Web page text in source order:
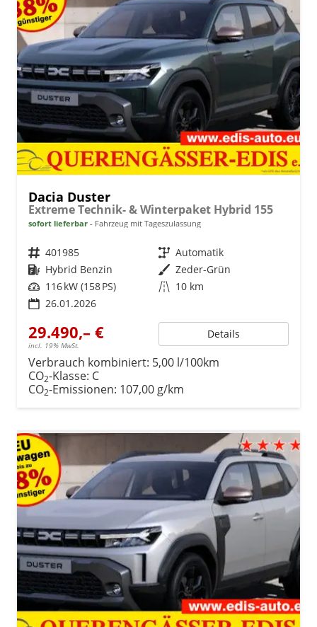
Dacia Duster
Extreme Technik- & Winterpaket Hybrid 155
sofort lieferbar Fahrzeug mit Tageszulassung
Fahrzeugnr. 401985 Getriebe Automatik
Kraftstoff Hybrid Benzin Außenfarbe Zeder-Grün
Leistung 116 kW (158 PS) Kilometerstand 10 km
26.01.2026
29.490,– €
incl. 19% MwSt.
Details
Verbrauch kombiniert: 5,00 l/100km
CO2-Klasse: C
CO2-Emissionen: 107,00 g/km